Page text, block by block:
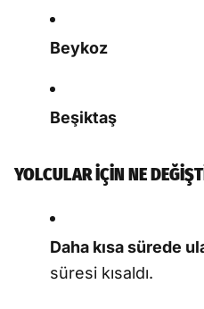
Beykoz
Beşiktaş
YOLCULAR İÇİN NE
Daha kısa sürede
süresi kısaldı.